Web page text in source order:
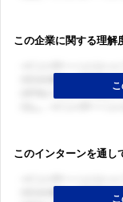
この企業に関する理解
このインターンを通し